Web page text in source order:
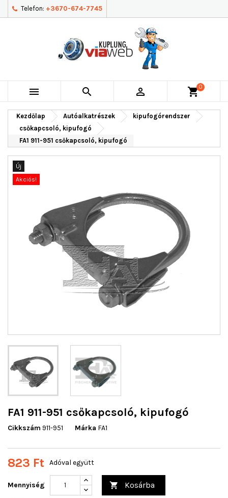
Telefon: +3670-674-7745
   shopping_cart0
Kezdőlap Autóalkatrészek
kipufogórendszer
csőkapcsoló, kipufogó
FA1 911-951 csőkapcsoló, kipufogó
Új
Akciós!
FA1 911-951 csőkapcsoló, kipufogó
Cikkszám 911-951 Márka FA1
823 Ft Adóval együtt
Mennyiség  Kosárba